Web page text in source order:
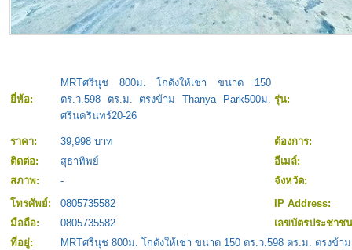
ยี่ห้อ:
MRTศรีนุช 800ม. โกดังให้เช่า ขนาด 150
ตร.ว.598 ตร.ม. ตรงข้าม Thanya Park500ม.
ศรีนครินทร์20-26
รุ่น:
ราคา: 39,998 บาท
ต้องการ:
ติดต่อ:
สุธาทิพย์
อีเมล์:
สภาพ:
-
จังหวัด:
โทรศัพย์:
0805735582
IP Address:
มือถือ:
0805735582
เลขบัตรประชาช
ที่อยู่:
MRTศรีนุช 800ม. โกดังให้เช่า ขนาด 150 ตร.ว.598 ตร.ม. ตรงข้า